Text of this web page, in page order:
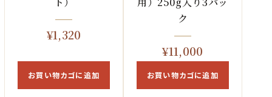
¥1,320
お買い物カゴに追加
ク
¥11,000
お買い物カゴに追加